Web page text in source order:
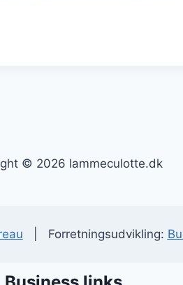
© 2026 lammeculotte.dk
| Forretningsudvikling: